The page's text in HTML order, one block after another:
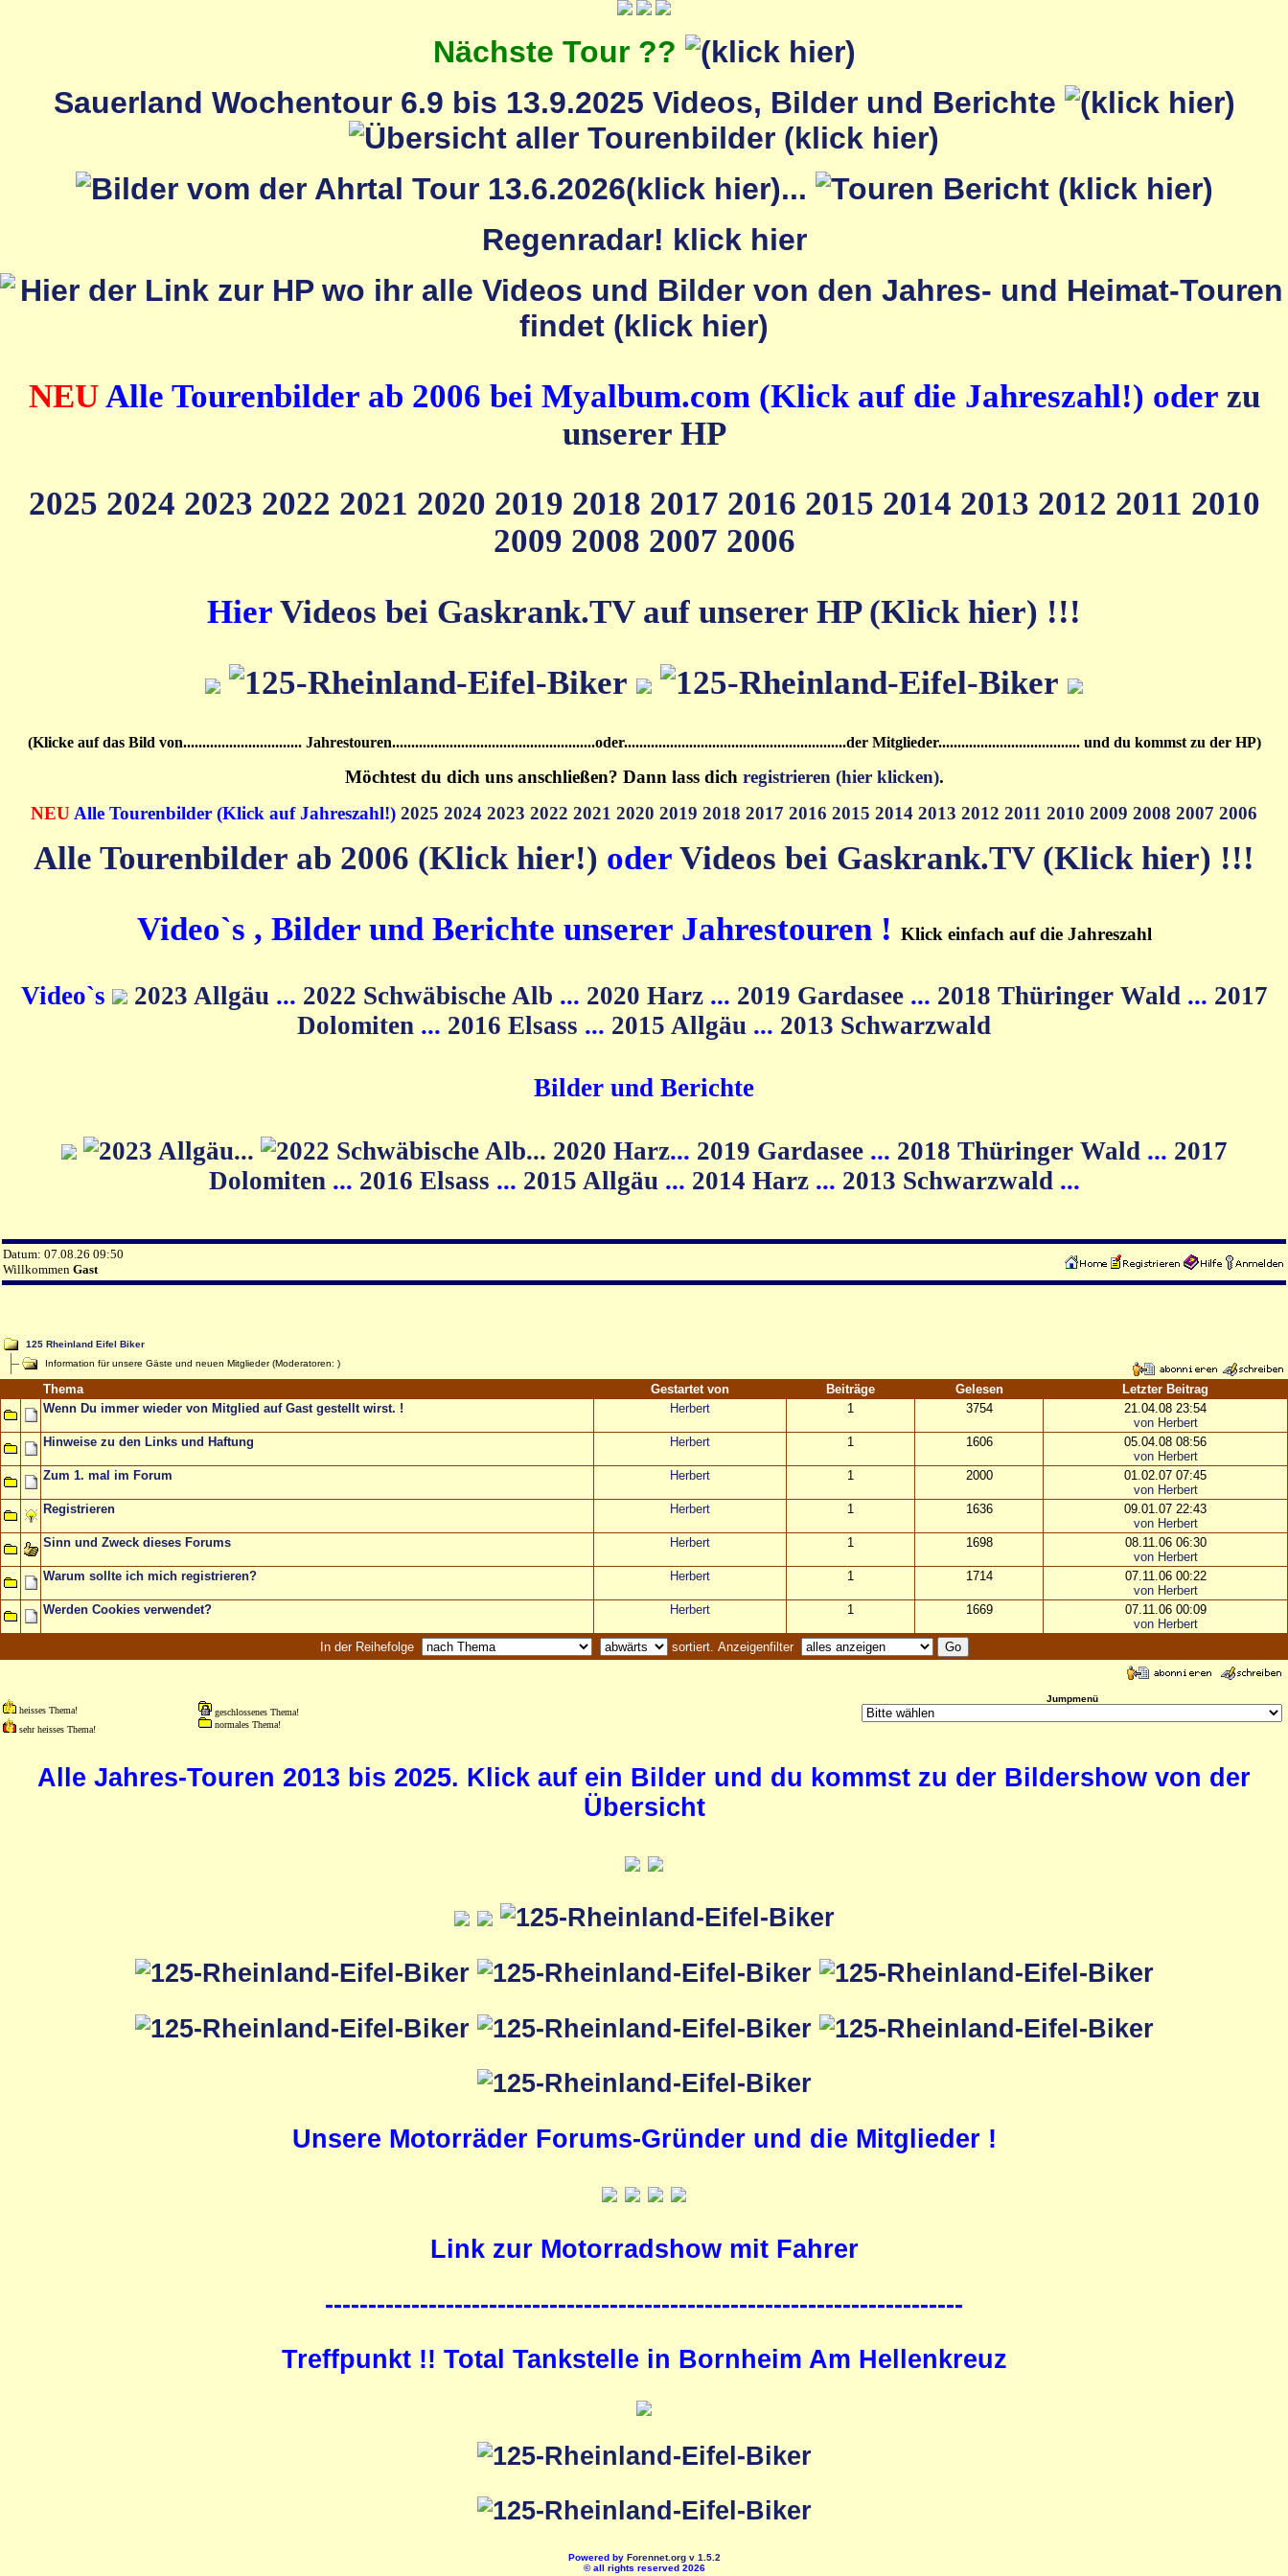
Nächste Tour ??
Sauerland Wochentour 6.9 bis 13.9.2025 Videos, Bilder und Berichte
...
Regenradar! klick hier
NEUAlle Tourenbilder ab 2006 bei Myalbum.com (Klick auf die Jahreszahl!) oder zu
unserer HP
2025 2024 2023 2022 2021 2020 2019 2018 2017 2016 2015 2014 2013 2012 2011 2010
2009 2008 2007 2006
Hier Videos bei Gaskrank.TV auf unserer HP (Klick hier) !!!
(Klicke auf das Bild von............................... Jahrestouren.....................................................oder..........................................................der Mitglieder..................................... und du kommst zu der HP)
Möchtest du dich uns anschließen? Dann lass dich registrieren (hier klicken).
NEUAlle Tourenbilder (Klick auf Jahreszahl!) 2025 2024 2023 2022 2021 2020 2019 2018 2017 2016 2015 2014 2013 2012 2011 2010 2009 2008 2007 2006
Alle Tourenbilder ab 2006 (Klick hier!) oder Videos bei Gaskrank.TV (Klick hier) !!!
Video`s , Bilder und Berichte unserer Jahrestouren ! Klick einfach auf die Jahreszahl
Video`s 2023 Allgäu ... 2022 Schwäbische Alb ... 2020 Harz ... 2019 Gardasee ... 2018 Thüringer Wald ... 2017
Dolomiten ... 2016 Elsass ... 2015 Allgäu ... 2013 Schwarzwald
Bilder und Berichte
2020 Harz... 2019 Gardasee ... 2018 Thüringer Wald ... 2017
Dolomiten ... 2016 Elsass ... 2015 Allgäu ... 2014 Harz ... 2013 Schwarzwald ...
Datum: 07.08.26 09:50
Willkommen Gast
125 Rheinland Eifel Biker
Information für unsere Gäste und neuen Mitglieder (Moderatoren: )
Thema Gestartet von Beiträge Gelesen
Letzter Beitrag
Wenn Du immer wieder von Mitglied auf Gast gestellt wirst. !
Herbert 1 3754
21.04.08 23:54
von Herbert
Hinweise zu den Links und Haftung
Herbert 1 1606
05.04.08 08:56
von Herbert
Zum 1. mal im Forum
Herbert 1 2000
01.02.07 07:45
von Herbert
Registrieren
Herbert 1 1636
09.01.07 22:43
von Herbert
Sinn und Zweck dieses Forums
Herbert 1 1698
08.11.06 06:30
von Herbert
Warum sollte ich mich registrieren?
Herbert 1 1714
07.11.06 00:22
von Herbert
Werden Cookies verwendet?
Herbert 1 1669
07.11.06 00:09
von Herbert
In der Reihefolge
sortiert. Anzeigenfilter
heisses Thema!
sehr heisses Thema!
geschlossenes Thema!
normales Thema!
Jumpmenü
Alle Jahres-Touren 2013 bis 2025. Klick auf ein Bilder und du kommst zu der Bildershow von der
Übersicht
Unsere Motorräder Forums-Gründer und die Mitglieder !
Link zur Motorradshow mit Fahrer
--------------------------------------------------------------------------
Treffpunkt !! Total Tankstelle in Bornheim Am Hellenkreuz
Powered by Forennet.org v 1.5.2
© all rights reserved 2026